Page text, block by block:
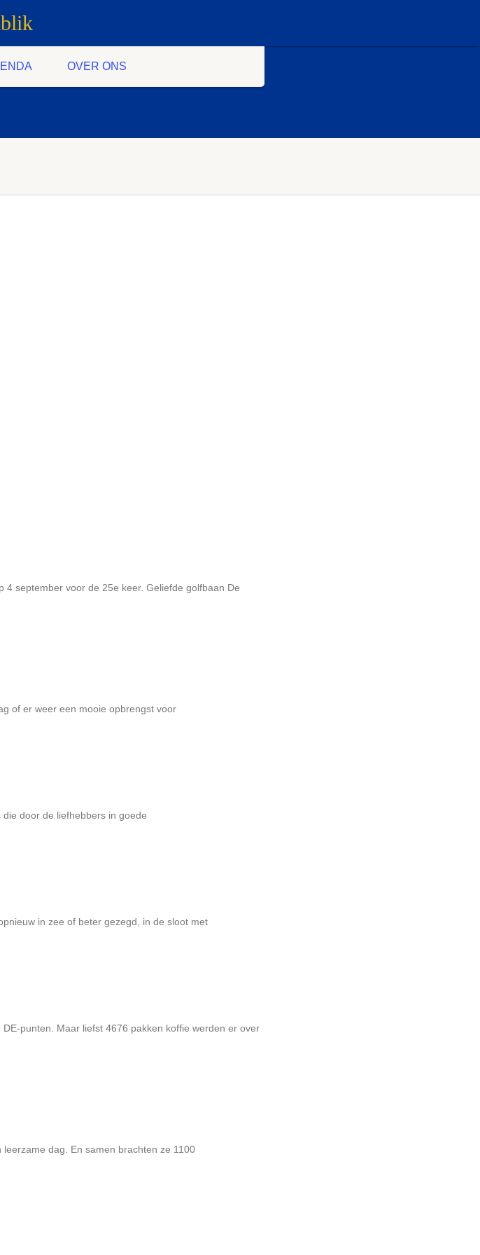
OVER ONS
september voor de 25e keer. Geliefde golfbaan De
of er weer een mooie opbrengst voor
door de liefhebbers in goede
in zee of beter gezegd, in de sloot met
punten. Maar liefst 4676 pakken koffie werden er over
dag. En samen brachten ze 1100